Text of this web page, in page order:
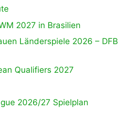
2027 in Brasilien
Länderspiele 2026 – DFB
Qualifiers 2027
2026/27 Spielplan